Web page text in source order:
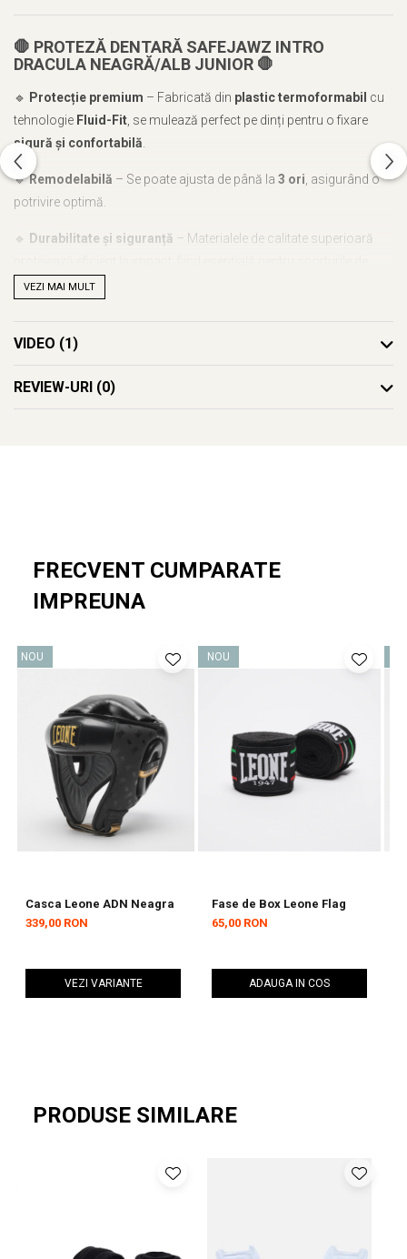
🛑 PROTEZĂ DENTARĂ SAFEJAWZ INTRO
DRACULA NEAGRĂ/ALB JUNIOR 🛑
🔹 Protecție premium – Fabricată din plastic termoformabil cu
tehnologie Fluid-Fit , se mulează perfect pe dinți pentru o fixare
sigură și confortabilă
🔹Remodelabilă – Se poate ajusta de până la 3 ori , asigurând o
potrivire optimă.
🔹 Durabilitate și siguranță – Materialele de calitate superioară
contact.
🔹Calitate garantată– SafeJawz estefurnizor oficial al IMMAF,
asigurând standarde înalte de protecție pentru sportivi.
💪Ideală pentru sportivi juniori din MMA, box, kickboxing și
VEZI MAI MULT
VIDEO (1)
REVIEW-URI (0)
FRECVENT CUMPARATE
IMPREUNA
NOU
Casca Leone ADN Neagra
339,00 RON
VEZI VARIANTE
NOU
Fase de Box Leone Flag
65,00 RON
ADAUGA IN COS
PRODUSE SIMILARE